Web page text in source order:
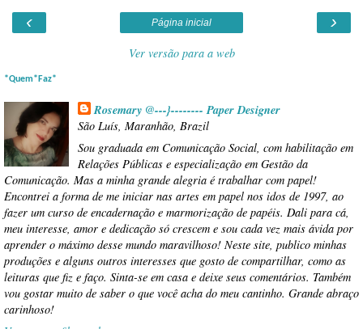
‹ ›
Página inicial
Ver versão para a web
*Quem*Faz*
Rosemary @---}-------- Paper Designer
São Luís, Maranhão, Brazil
Sou graduada em Comunicação Social, com habilitação em
Relações Públicas e especialização em Gestão da
Comunicação. Mas a minha grande alegria é trabalhar com papel!
Encontrei a forma de me iniciar nas artes em papel nos idos de 1997, ao
fazer um curso de encadernação e marmorização de papéis. Dali para cá,
meu interesse, amor e dedicação só crescem e sou cada vez mais ávida por
aprender o máximo desse mundo maravilhoso! Neste site, publico minhas
produções e alguns outros interesses que gosto de compartilhar, como as
leituras que fiz e faço. Sinta-se em casa e deixe seus comentários. Também
vou gostar muito de saber o que você acha do meu cantinho. Grande abraço
carinhoso!